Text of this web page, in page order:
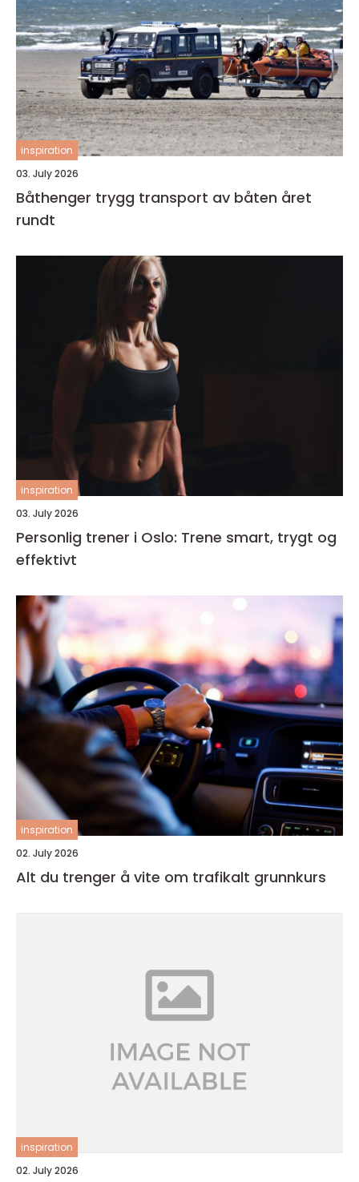
inspiration
03. July 2026
Båthenger trygg transport av båten året
rundt
inspiration
03. July 2026
Personlig trener i Oslo: Trene smart, trygt og
effektivt
inspiration
02. July 2026
Alt du trenger å vite om trafikalt grunnkurs
inspiration
02. July 2026